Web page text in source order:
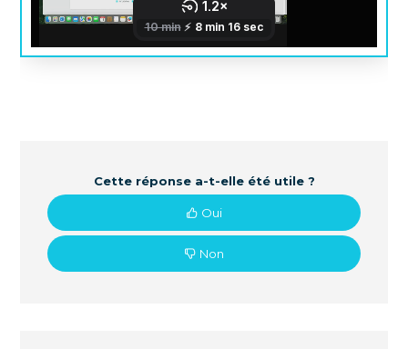
Cette réponse a-t-elle été utile ?
Oui
Non